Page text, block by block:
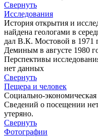
Свернуть
Исследования
История открытия и
найдена геологами в
дал В.К. Мостовой в 1971
Деминым в августе 1980
Перспективы
нет данных
Свернуть
Пещера и человек
Социально-
Сведений о посещении
утеряно.
Свернуть
Фотографии